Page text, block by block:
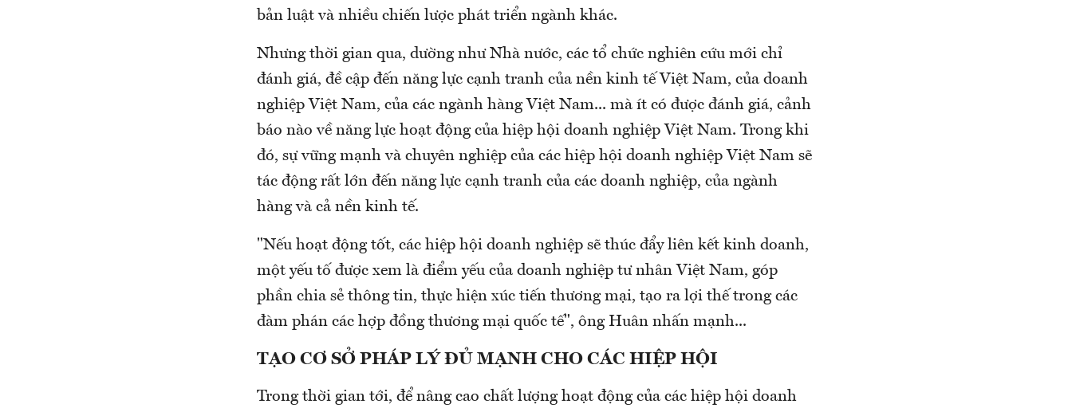
bản luật và nhiều chiến lược phát triển ngành khác.
Nhưng thời gian qua, dường như Nhà nước, các tổ chức nghiên cứu mới chỉ
đánh giá, đề cập đến năng lực cạnh tranh của nền kinh tế Việt Nam, của doanh
nghiệp Việt Nam, của các ngành hàng Việt Nam... mà ít có được đánh giá, cảnh
báo nào về năng lực hoạt động của hiệp hội doanh nghiệp Việt Nam. Trong khi
đó, sự vững mạnh và chuyên nghiệp của các hiệp hội doanh nghiệp Việt Nam sẽ
tác động rất lớn đến năng lực cạnh tranh của các doanh nghiệp, của ngành
hàng và cả nền kinh tế.
"Nếu hoạt động tốt, các hiệp hội doanh nghiệp sẽ thúc đẩy liên kết kinh doanh,
một yếu tố được xem là điểm yếu của doanh nghiệp tư nhân Việt Nam, góp
phần chia sẻ thông tin, thực hiện xúc tiến thương mại, tạo ra lợi thế trong các
đàm phán các hợp đồng thương mại quốc tế", ông Huân nhấn mạnh...
TẠO CƠ SỞ PHÁP LÝ ĐỦ MẠNH CHO CÁC HIỆP HỘI
Trong thời gian tới, để nâng cao chất lượng hoạt động của các hiệp hội doanh